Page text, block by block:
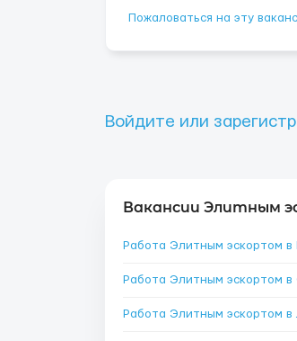
Пожаловаться на эту
Войдите или
Вакансии Элитным
Работа Элитным эскортом в
Работа Элитным эскортом в
Работа Элитным эскортом в